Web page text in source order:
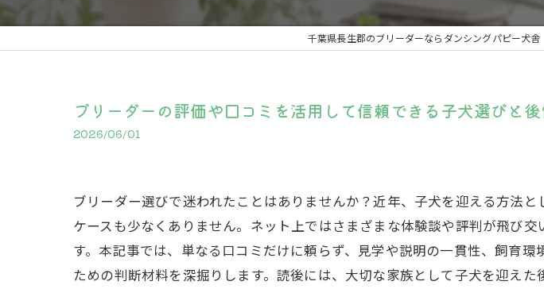
千葉県長生郡のブリーダーならダンシングパピー犬舎
ブリーダーの評価や口コミを活用して信頼できる子犬選びと
2026/06/01
ブリーダー選びで迷われたことはありませんか？近年、子犬を迎える方法
ケースも少なくありません。ネット上ではさまざまな体験談や評判が飛び
す。本記事では、単なる口コミだけに頼らず、見学や説明の一貫性、飼育
ための判断材料を深掘りします。読後には、大切な家族として子犬を迎え